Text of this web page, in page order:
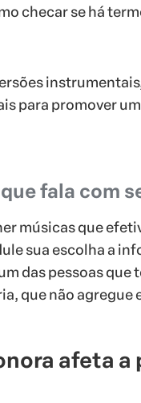
checar se há
para promover
fala com
músicas que
sua escolha a
das pessoas que
que não agregue
afeta